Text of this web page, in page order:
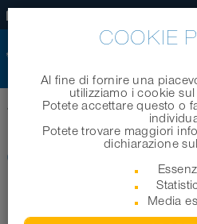
Home | Prodotti | Tubi industriali |
CLAMP 210
COOKIE
Al fine di fornire una
utilizziamo i cookie
Potete accettare questo o
Potete trovare maggiori
dichiarazione
Media